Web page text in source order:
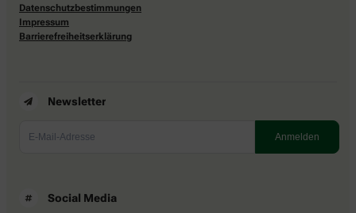
Datenschutzbestimmungen
Impressum
Barrierefreiheitserklärung
Newsletter
Social Media